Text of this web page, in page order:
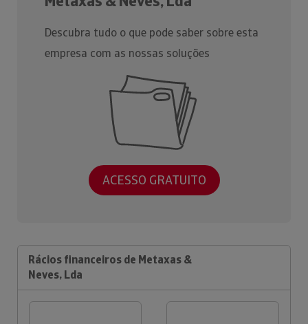
Descubra tudo o que pode saber sobre esta
empresa com as nossas soluções
ACESSO GRATUITO
Rácios financeiros de Metaxas &
Neves, Lda